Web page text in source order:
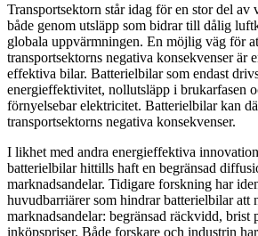
Transportsektorn står idag för en stor del av
både genom utsläpp som bidrar till dålig
globala uppvärmningen. En möjlig väg för
transportsektorns negativa konsekvenser är
effektiva bilar. Batterielbilar som endast
energieffektivitet, nollutsläpp i brukarfasen
förnyelsebar elektricitet. Batterielbilar kan
transportsektorns negativa konsekvenser.
I likhet med andra energieffektiva
batterielbilar hittills haft en begränsad
marknadsandelar. Tidigare forskning har
huvudbarriärer som hindrar batterielbilar att
marknadsandelar: begränsad räckvidd, brist
inköpspriser. Både forskare och industrin